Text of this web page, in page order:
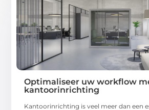
Optimaliseer uw workflow
kantoorinrichting
Kantoorinrichting is veel meer dan een